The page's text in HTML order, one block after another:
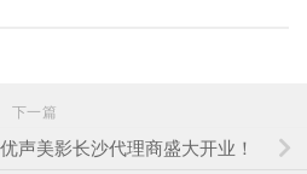
下一篇
声美影长沙代理商盛大开业！